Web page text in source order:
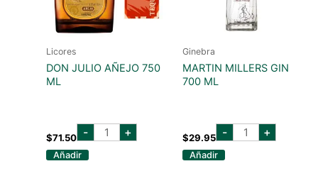
Licores
DON JULIO AÑEJO 750
ML
$71.50 - don
julio +
Añadir
Ginebra
MARTIN MILLERS GIN
700 ML
$29.95 - martin
millers+
Añadir